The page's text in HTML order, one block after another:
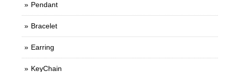
Pendant
Bracelet
Earring
KeyChain